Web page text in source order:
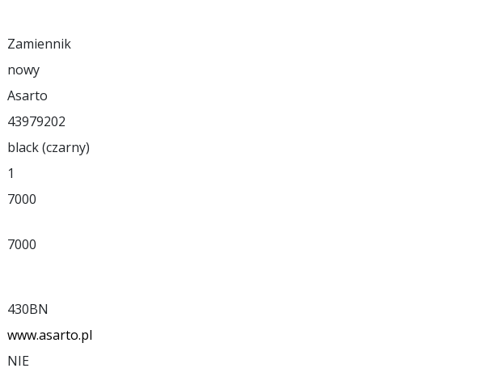
Zamiennik
nowy
Asarto
43979202
black (czarny)
1
7000
7000
430BN
www.asarto.pl
NIE